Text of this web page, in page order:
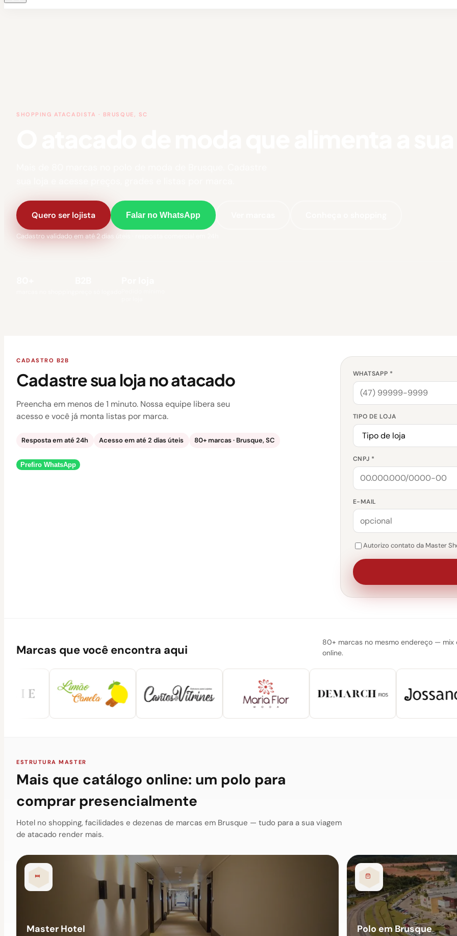
SHOPPING ATACADISTA · BRUSQUE, SC
Quero ser lojista Falar no WhatsApp
Cadastro validado em até 2 dias úteis · resposta comercial em 24h
CADASTRO B2B
Cadastre sua loja no atacado
Preencha em menos de 1 minuto. Nossa equipe libera seu
acesso e você já monta listas por marca.
Resposta em até 24h Acesso em até 2 dias úteis 80+ marcas · Brusque, SC
Prefiro WhatsApp
WHATSAPP *
TIPO DE LOJA
CNPJ *
E-MAIL
Autorizo contato da Master
Marcas que você encontra aqui
80+ marcas no mesmo endereço —
online.
ESTRUTURA MASTER
Mais que catálogo online: um polo para
comprar presencialmente
Hotel no shopping, facilidades e dezenas de marcas em Brusque — tudo para a sua viagem
de atacado render mais.
Master Hotel Polo em Brusque